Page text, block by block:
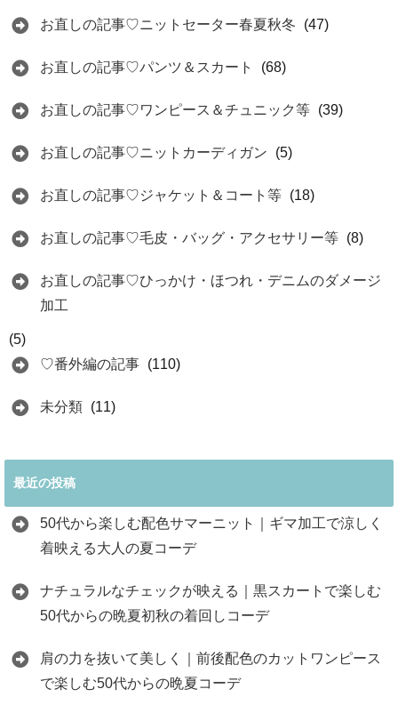
お直しの記事♡ニットセーター春夏秋冬 (47)
お直しの記事♡パンツ＆スカート (68)
お直しの記事♡ワンピース＆チュニック等 (39)
お直しの記事♡ニットカーディガン (5)
お直しの記事♡ジャケット＆コート等 (18)
お直しの記事♡毛皮・バッグ・アクセサリー等 (8)
お直しの記事♡ひっかけ・ほつれ・デニムのダメージ
加工
(5)
♡番外編の記事 (110)
未分類 (11)
最近の投稿
50代から楽しむ配色サマーニット｜ギマ加工で涼しく
着映える大人の夏コーデ
ナチュラルなチェックが映える｜黒スカートで楽しむ
50代からの晩夏初秋の着回しコーデ
肩の力を抜いて美しく｜前後配色のカットワンピース
で楽しむ50代からの晩夏コーデ